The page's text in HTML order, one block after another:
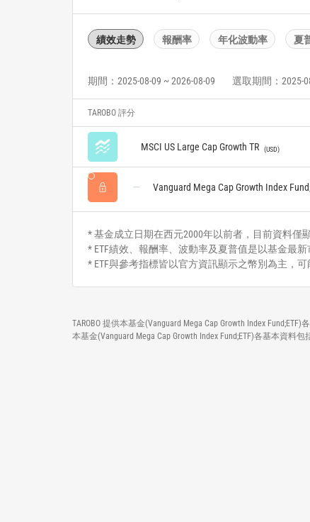
績效走勢 報酬率 年化波動率 夏
期間：2025-08-09 ~ 2026-08-09 選取期間：2025-
TAROBO 評分
MSCI US Large Cap Growth TR USD
Vanguard Mega Cap Growth Index
* 基金成立日期在西元2000年以前者，目前資料僅
* ETF績效、報酬率、波動率及夏普值是以基金最新
* ETF與參考指標皆以官方資訊顯示之幣別為主，可
TAROBO 提供本基金(Vanguard Mega Cap Growth Index
本基金(Vanguard Mega Cap Growth Index Fund;ETF)各基本資